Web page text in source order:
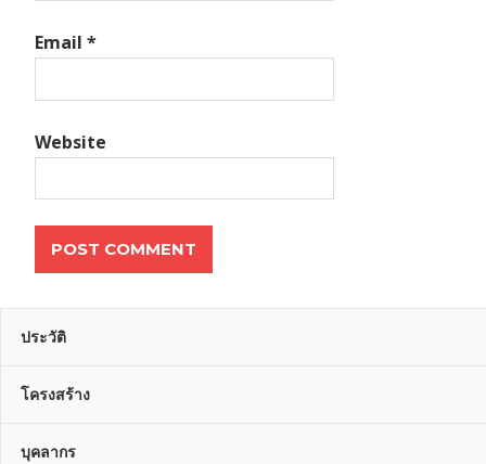
Email *
Website
ประวัติ
โครงสร้าง
บุคลากร